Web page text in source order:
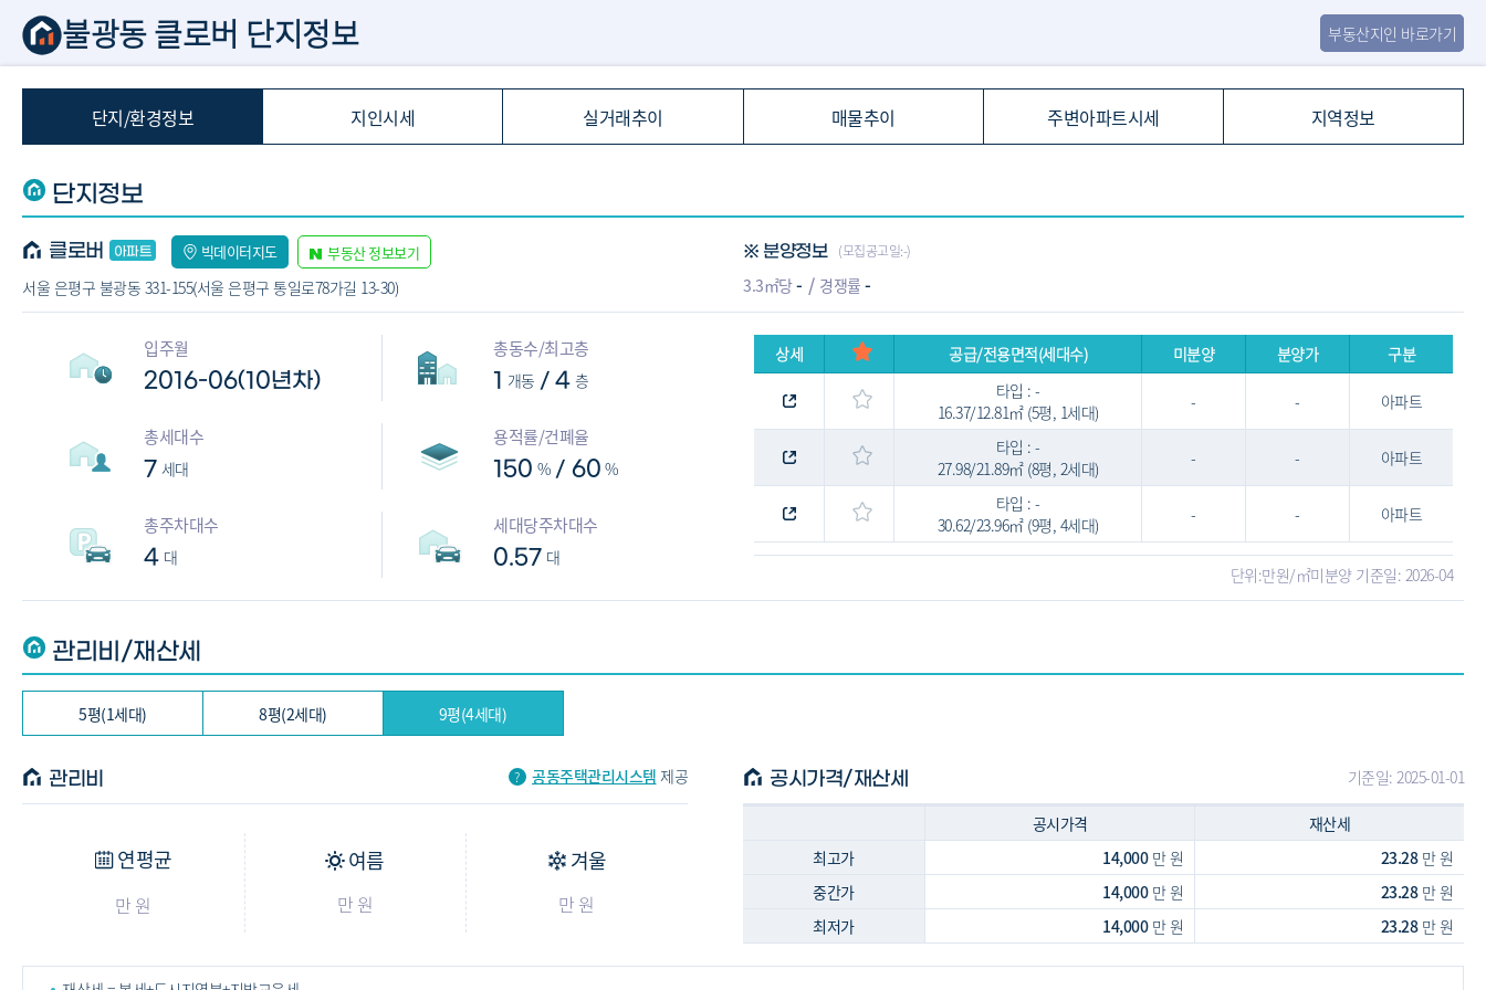
불광동 클로버 단지정보 부동산지인 바로가기
단지/환경정보 지인시세 실거래추이 매물추이 주변아파트시세 지역정보
단지정보
클로버 빅데이터지도 부동산 정보보기
서울 은평구 불광동 331-155(서울 은평구 통일로78가길 13-30)
※ 분양정보 (모집공고일:-)
3.3㎡당- 경쟁률 -
입주월
2016-06(10년차)
총동수/최고층
1 개동 / 4 층
총세대수
7 세대
용적률/건폐율
150 % / 60 %
총주차대수
4 대
세대당주차대수
0.57 대
상세 공급/전용면적(세대수) 미분양 분양가
구분
타입 : -
16.37/12.81㎡ (5평, 1세대)
- - 아파트
타입 : -
27.98/21.89㎡ (8평, 2세대)
- - 아파트
타입 : -
30.62/23.96㎡ (9평, 4세대)
- - 아파트
단위:만원/㎡미분양 기준일: 2026-04
관리비/재산세
5평(1세대) 8평(2세대) 9평(4세대)
관리비 공동주택관리시스템 제공
연평균
만 원
여름
만 원
겨울
만 원
공시가격/재산세 기준일: 2025-01-01
공시가격
재산세
최고가
14,000만 원 23.28만 원
중간가
14,000만 원 23.28만 원
최저가
14,000만 원 23.28만 원